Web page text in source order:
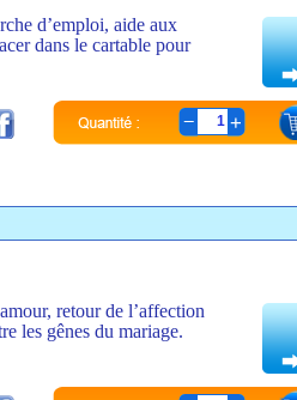
d’emploi, aide aux
dans le cartable pour
1
retour de l’affection
les gênes du mariage.